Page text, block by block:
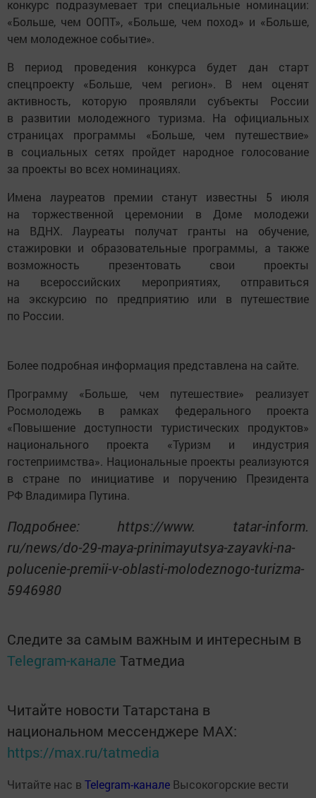
конкурс подразумевает три специальные номинации:
«Больше, чем ООПТ», «Больше, чем поход» и «Больше,
чем молодежное событие».
В период проведения конкурса будет дан старт
спецпроекту «Больше, чем регион». В нем оценят
активность, которую проявляли субъекты России
в развитии молодежного туризма. На официальных
страницах программы «Больше, чем путешествие»
в социальных сетях пройдет народное голосование
за проекты во всех номинациях.
Имена лауреатов премии станут известны 5 июля
на торжественной церемонии в Доме молодежи
на ВДНХ. Лауреаты получат гранты на обучение,
стажировки и образовательные программы, а также
возможность презентовать свои проекты
на всероссийских мероприятиях, отправиться
на экскурсию по предприятию или в путешествие
по России.
Более подробная информация представлена на сайте.
Программу «Больше, чем путешествие» реализует
Росмолодежь в рамках федерального проекта
«Повышение доступности туристических продуктов»
национального проекта «Туризм и индустрия
гостеприимства». Национальные проекты реализуются
в стране по инициативе и поручению Президента
РФ Владимира Путина.
Подробнее: https://www. tatar-inform.
ru/news/do-29-maya-prinimayutsya-zayavki-na-
polucenie-premii-v-oblasti-molodeznogo-turizma-
5946980
Следите за самым важным и интересным в
Telegram-канале Татмедиа
Читайте новости Татарстана в
национальном мессенджере MАХ:
https://max.ru/tatmedia
Читайте нас в Telegram-канале Высокогорские вести